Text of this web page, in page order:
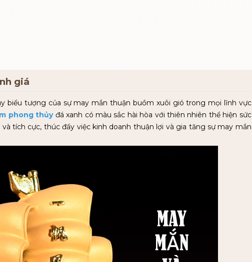
giá
biểu tượng của sự may mắn thuận buồm xuôi gió trong mọi lĩnh vực
phong thủyđá xanh có màu sắc hài hòa với thiên nhiên thể hiện sức
tích cực, thúc đẩy việc kinh doanh thuận lợi và gia tăng sự may mắn